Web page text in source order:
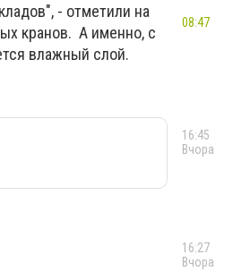
- отметили на
кранов. А именно, с
влажный слой.
08:47
16:45
Вчора
16:27
Вчора